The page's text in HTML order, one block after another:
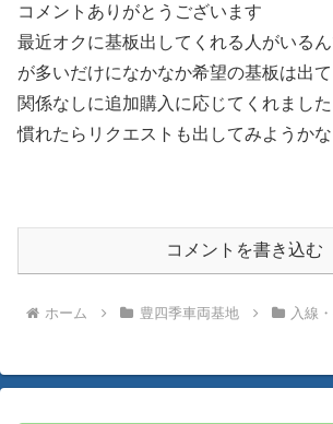
コメントありがとうございます
最近オクに基板出してくれる人がいる
が多いだけになかなか希望の基板は出
関係なしに追加購入に応じてくれまし
慣れたらリクエストも出してみようか
コメントを書き込む
ホーム 豊四季車両基地 入線